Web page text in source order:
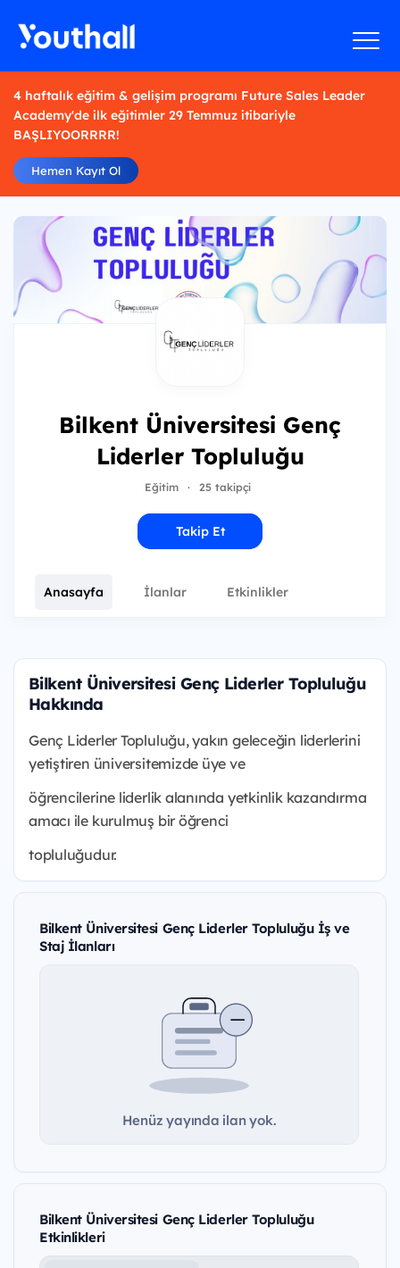
4 haftalık eğitim & gelişim programı Future Sales Leader
Academy'de ilk eğitimler 29 Temmuz itibariyle
BAŞLIYOORRRR!
Hemen Kayıt Ol
Bilkent Üniversitesi Genç
Liderler Topluluğu
Eğitim · 25 takipçi
Takip Et
Anasayfa İlanlar Etkinlikler
Bilkent Üniversitesi Genç Liderler Topluluğu
Hakkında
Genç Liderler Topluluğu, yakın geleceğin liderlerini
yetiştiren üniversitemizde üye ve
öğrencilerine liderlik alanında yetkinlik kazandırma
amacı ile kurulmuş bir öğrenci
topluluğudur.
Bilkent Üniversitesi Genç Liderler Topluluğu İş ve
Staj İlanları
Henüz yayında ilan yok.
Bilkent Üniversitesi Genç Liderler Topluluğu
Etkinlikleri